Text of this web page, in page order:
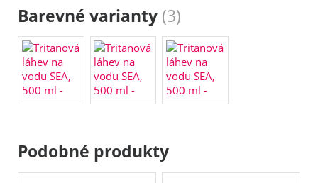
Barevné varianty (3)
Podobné produkty